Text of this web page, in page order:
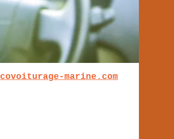
covoiturage-marine.com